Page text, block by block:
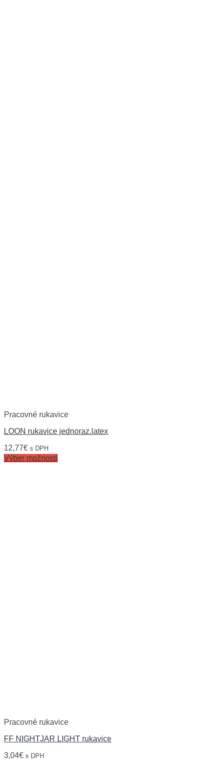
Pracovné rukavice
LOON rukavice jednoraz.latex
12,77€ s DPH
Výber možností
Pracovné rukavice
FF NIGHTJAR LIGHT rukavice
3,04€ s DPH